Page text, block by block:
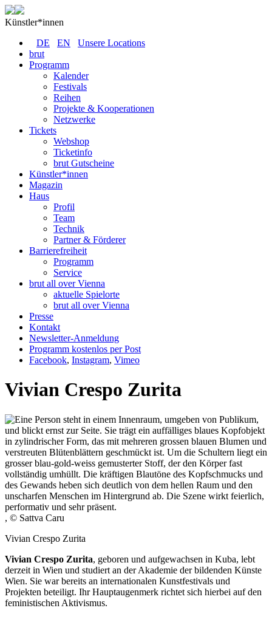
Künstler*innen
DE
EN
Unsere Locations
brut
Programm
Kalender
Festivals
Reihen
Projekte & Kooperationen
Netzwerke
Tickets
Webshop
Ticketinfo
brut Gutscheine
Künstler*innen
Magazin
Haus
Profil
Team
Technik
Partner & Förderer
Barrierefreiheit
Programm
Service
brut all over Vienna
aktuelle Spielorte
brut all over Vienna
Presse
Kontakt
Newsletter-Anmeldung
Programm kostenlos per Post
Facebook, Instagram, Vimeo
Vivian Crespo Zurita
, © Sattva Caru
Vivian Crespo Zurita
Vivian Crespo Zurita, geboren und aufgewachsen in Kuba, lebt
derzeit in Wien und studiert an der Akademie der bildenden Künste
Wien. Sie war bereits an internationalen Kunstfestivals und
Projekten beteiligt. Ihr Hauptaugenmerk richtet sich hierbei auf den
feministischen Aktivismus.